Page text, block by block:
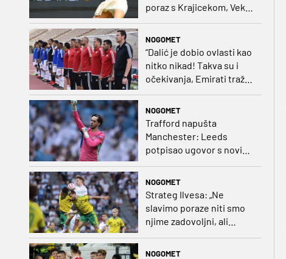
poraz s Krajicekom, Vekić
poražena u paru sa
NOGOMET
“Dalić je dobio ovlasti kao
nitko nikad! Takva su i
očekivanja, Emirati traže
NOGOMET
Trafford napušta
Manchester: Leeds
potpisao ugovor s novim
NOGOMET
Strateg Ilvesa: „Ne
slavimo poraze niti smo
njime zadovoljni, ali
NOGOMET